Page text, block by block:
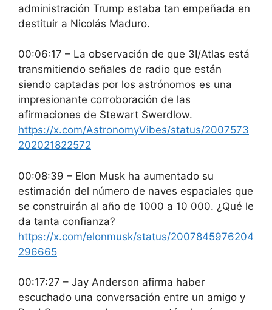
administración Trump estaba tan empeñada en
destituir a Nicolás Maduro.
00:06:17 – La observación de que 3I/Atlas está
transmitiendo señales de radio que están
siendo captadas por los astrónomos es una
impresionante corroboración de las
afirmaciones de Stewart Swerdlow.
https://x.com/AstronomyVibes/status/2007573
202021822572
00:08:39 – Elon Musk ha aumentado su
estimación del número de naves espaciales que
se construirán al año de 1000 a 10 000. ¿Qué le
da tanta confianza?
https://x.com/elonmusk/status/2007845976204
296665
00:17:27 – Jay Anderson afirma haber
escuchado una conversación entre un amigo y